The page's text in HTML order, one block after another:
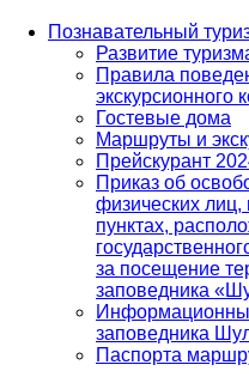
Познавательный
Развитие
Правила
экскурсионного
Гостевые дома
Маршруты и
Прейскурант
Приказ об
физических
пунктах,
за посещение
заповедника
заповедника
Паспорта